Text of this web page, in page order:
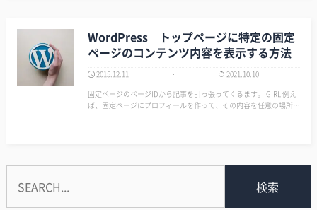
WordPress トップページに特定の固定
ページのコンテンツ内容を表示する方法
2015.12.11
2021.10.10
固定ページのページIDから記事を引っ張ってくるます。 GIRL 例え
ば、固定ページにプロフィールを作って、その内容を任意の場所に
検索